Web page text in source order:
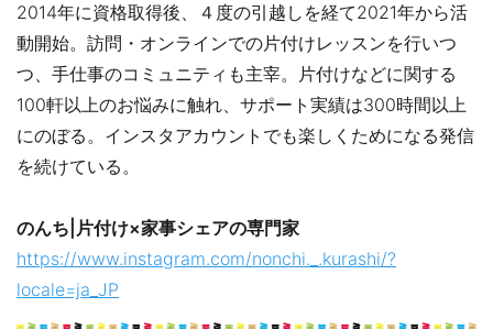
2014年に資格取得後、４度の引越しを経て2021年から活
動開始。訪問・オンラインでの片付けレッスンを行いつ
つ、手仕事のコミュニティも主宰。片付けなどに関する
100軒以上のお悩みに触れ、サポート実績は300時間以上
にのぼる。インスタアカウントでも楽しくためになる発信
を続けている。
のんち|片付け×家事シェアの専門家
https://www.instagram.com/nonchi._.kurashi/?
locale=ja_JP